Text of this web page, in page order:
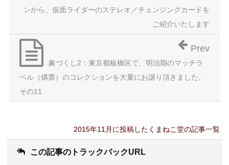
ンから、仮面ライダーのステレオ／チェンジングカードを
ご紹介いたします
象づくし2：東京都板橋区で、明治期のマッチラ
ベル（燐票）のコレクションを大量にお譲り頂きました。
その11
Prev
2015年11月に投稿したくまねこ堂の記事一覧
この記事のトラックバックURL